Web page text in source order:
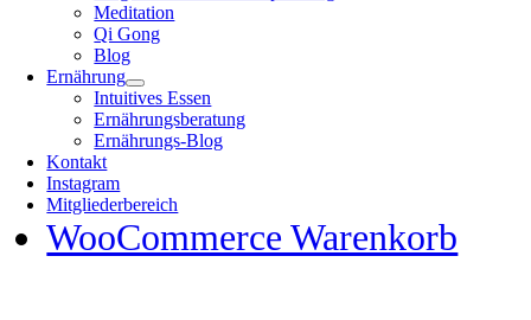
Meditation
Qi Gong
Blog
Ernährung
Intuitives Essen
Ernährungsberatung
Ernährungs-Blog
Kontakt
Instagram
Mitgliederbereich
WooCommerce Warenkorb